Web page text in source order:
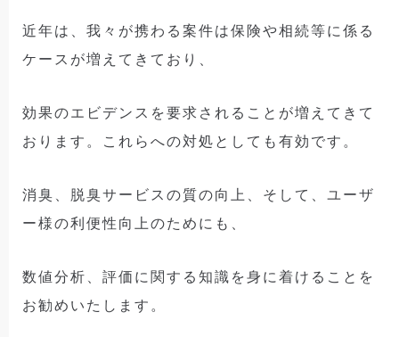
近年は、我々が携わる案件は保険や相続等に係る
ケースが増えてきており、
効果のエビデンスを要求されることが増えてきて
おります。これらへの対処としても有効です。
消臭、脱臭サービスの質の向上、そして、ユーザ
ー様の利便性向上のためにも、
数値分析、評価に関する知識を身に着けることを
お勧めいたします。